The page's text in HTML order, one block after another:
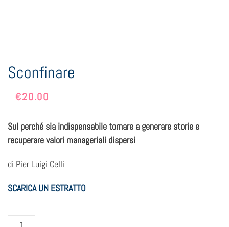
Sconfinare
€20.00
Sul perché sia indispensabile tornare a generare storie e
recuperare valori manageriali dispersi
di Pier Luigi Celli
SCARICA UN ESTRATTO
Sconfinare